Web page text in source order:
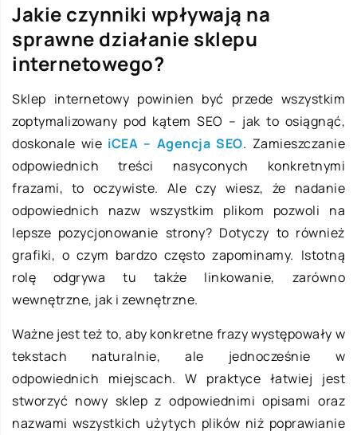
Jakie czynniki wpływają na
sprawne działanie sklepu
internetowego?
Sklep internetowy powinien być przede wszystkim
zoptymalizowany pod kątem SEO – jak to osiągnąć,
doskonale wie iCEA – Agencja SEO. Zamieszczanie
odpowiednich treści nasyconych konkretnymi
frazami, to oczywiste. Ale czy wiesz, że nadanie
odpowiednich nazw wszystkim plikom pozwoli na
lepsze pozycjonowanie strony? Dotyczy to również
grafiki, o czym bardzo często zapominamy. Istotną
rolę odgrywa tu także linkowanie, zarówno
wewnętrzne, jak i zewnętrzne.
Ważne jest też to, aby konkretne frazy występowały w
tekstach naturalnie, ale jednocześnie w
odpowiednich miejscach. W praktyce łatwiej jest
stworzyć nowy sklep z odpowiednimi opisami oraz
nazwami wszystkich użytych plików niż poprawianie